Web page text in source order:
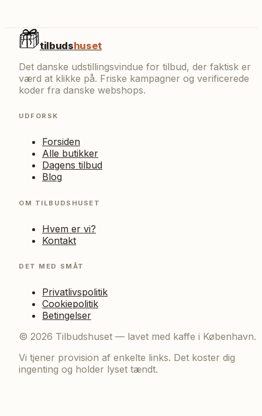
tilbudshuset
Det danske udstillingsvindue for tilbud, der faktisk er
værd at klikke på. Friske kampagner og verificerede
koder fra danske webshops.
UDFORSK
Forsiden
Alle butikker
Dagens tilbud
Blog
OM TILBUDSHUSET
Hvem er vi?
Kontakt
DET MED SMÅT
Privatlivspolitik
Cookiepolitik
Betingelser
© 2026 Tilbudshuset — lavet med kaffe i København.
Vi tjener provision af enkelte links. Det koster dig
ingenting og holder lyset tændt.